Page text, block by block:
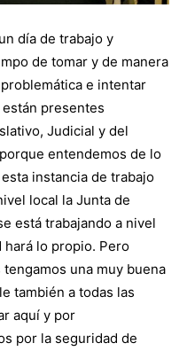
día de trabajo y
de tomar y de manera
e intentar
presentes
Judicial y del
entendemos de lo
instancia de trabajo
local la Junta de
está trabajando a nivel
hará lo propio. Pero
una muy buena
también a todas las
aquí y por
por la seguridad de